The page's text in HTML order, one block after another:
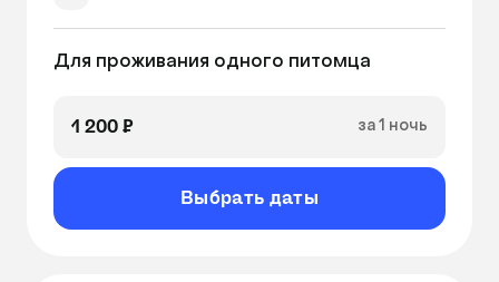
Ежедневная уборка номера
Бутилированная вода
Лоток
Наполнитель для туалета
Для проживания одного питомца
1 200 ₽ за 1 ночь
Выбрать даты